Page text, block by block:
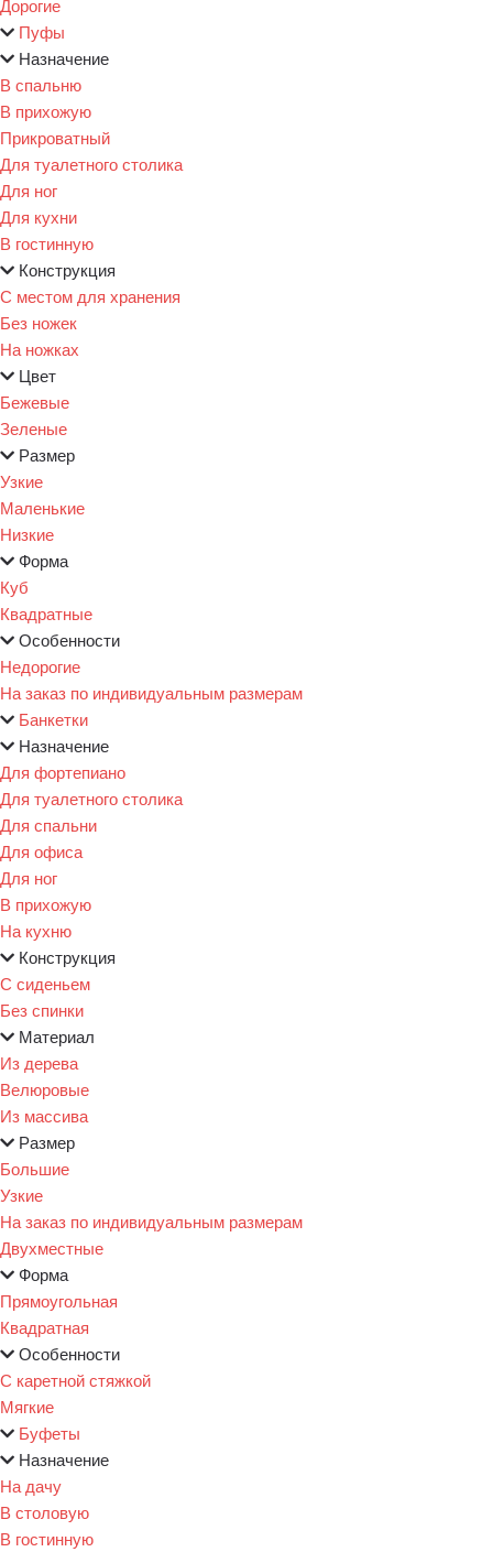
Дорогие
Пуфы
Назначение
В спальню
В прихожую
Прикроватный
Для туалетного столика
Для ног
Для кухни
В гостинную
Конструкция
С местом для хранения
Без ножек
На ножках
Цвет
Бежевые
Зеленые
Размер
Узкие
Маленькие
Низкие
Форма
Куб
Квадратные
Особенности
Недорогие
На заказ по индивидуальным размерам
Банкетки
Назначение
Для фортепиано
Для туалетного столика
Для спальни
Для офиса
Для ног
В прихожую
На кухню
Конструкция
С сиденьем
Без спинки
Материал
Из дерева
Велюровые
Из массива
Размер
Большие
Узкие
На заказ по индивидуальным размерам
Двухместные
Форма
Прямоугольная
Квадратная
Особенности
С каретной стяжкой
Мягкие
Буфеты
Назначение
На дачу
В столовую
В гостинную